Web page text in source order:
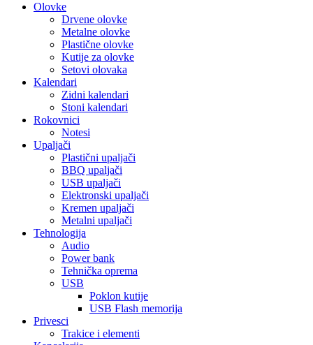
Olovke
Drvene olovke
Metalne olovke
Plastične olovke
Kutije za olovke
Setovi olovaka
Kalendari
Zidni kalendari
Stoni kalendari
Rokovnici
Notesi
Upaljači
Plastični upaljači
BBQ upaljači
USB upaljači
Elektronski upaljači
Kremen upaljači
Metalni upaljači
Tehnologija
Audio
Power bank
Tehnička oprema
USB
Poklon kutije
USB Flash memorija
Privesci
Trakice i elementi